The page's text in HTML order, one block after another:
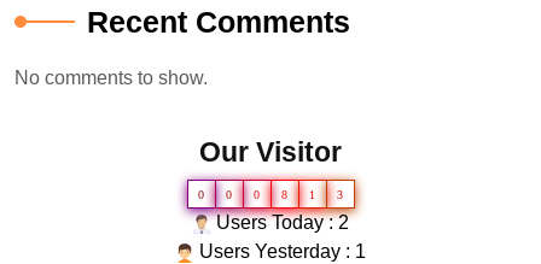
Recent Comments
No comments to show.
Our Visitor
0 0 0 8 1 3
Users Today : 2
Users Yesterday : 1